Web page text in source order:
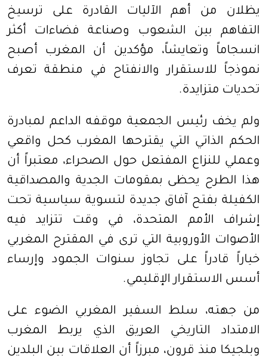
يظلان من أهم الآليات القادرة على ترسيخ
التفاهم بين الشعوب وصناعة فضاءات أكثر
انسجاماً وتعايشاً، مؤكدين أن المغرب أصبح
نموذجاً للاستقرار والانفتاح في منطقة تعرف
تحديات متزايدة.
ولم يخف رئيس الجمعية موقفه الداعم لمبادرة
الحكم الذاتي التي يقترحها المغرب كحل واقعي
وعملي للنزاع المفتعل حول الصحراء، معتبراً أن
هذا الطرح يحظى بمقومات الجدية والمصداقية
الكفيلة بفتح آفاق جديدة لتسوية سياسية تحت
إشراف الأمم المتحدة، في وقت تتزايد فيه
الأصوات الأوروبية التي ترى في المقترح المغربي
خياراً قادراً على تجاوز سنوات الجمود وإرساء
أسس الاستقرار الإقليمي.
من جهته، سلط السفير المغربي الضوء على
الامتداد التاريخي العريق الذي يربط المغرب
وبلجيكا منذ قرون، مبرزاً أن العلاقات بين البلدين